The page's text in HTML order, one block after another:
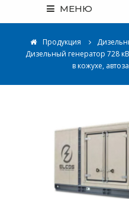
МЕНЮ
Продукция
Дизельный генератор 728
в кожухе,